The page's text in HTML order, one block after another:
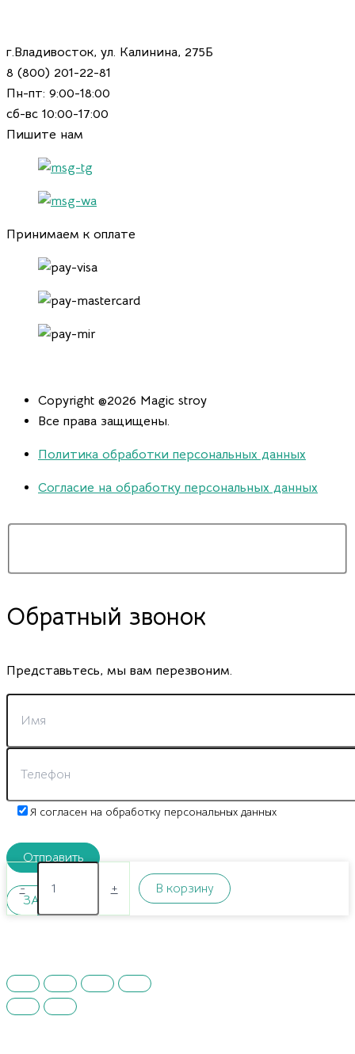
г.Владивосток, ул. Калинина, 275Б
8 (800) 201-22-81
Пн-пт: 9:00-18:00
сб-вс 10:00-17:00
Пишите нам
Принимаем к оплате
Copyright @2026 Magic stroy
Все права защищены.
Политика обработки персональных данных
Согласие на обработку персональных данных
Обратный звонок
Представьтесь, мы вам перезвоним.
Я согласен на обработку персональных данных
ЗАКРЫТЬ
-
Количество
товара
Обои
Fipar
+ В корзину